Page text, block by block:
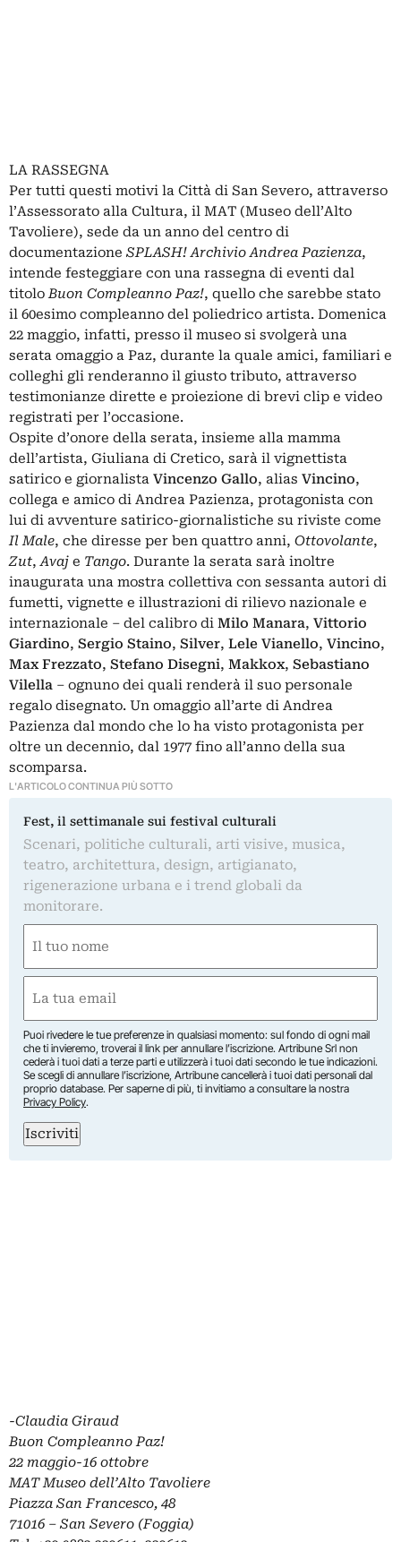
LA RASSEGNA
Per tutti questi motivi la Città di San Severo, attraverso
l’Assessorato alla Cultura, il MAT (Museo dell’Alto
Tavoliere), sede da un anno del centro di
documentazione SPLASH! Archivio Andrea Pazienza,
intende festeggiare con una rassegna di eventi dal
titoloBuon Compleanno Paz!, quello che sarebbe stato
il 60esimo compleanno del poliedrico artista. Domenica
22 maggio, infatti, presso il museo si svolgerà una
serata omaggio a Paz, durante la quale amici, familiari e
colleghi gli renderanno il giusto tributo, attraverso
testimonianze dirette e proiezione di brevi clip e video
registrati per l’occasione.
Ospite d’onore della serata, insieme alla mamma
dell’artista, Giuliana di Cretico, sarà il vignettista
satirico e giornalista Vincenzo Gallo, alias Vincino,
collega e amico di Andrea Pazienza, protagonista con
lui di avventure satirico-giornalistiche su riviste come
Il Male, che diresse per ben quattro anni, Ottovolante,
Zut,Avaj e Tango. Durante la serata sarà inoltre
inaugurata una mostra collettiva con sessanta autori di
fumetti, vignette e illustrazioni di rilievo nazionale e
internazionale – del calibro di Milo Manara, Vittorio
Giardino, Sergio Staino, Silver, Lele Vianello, Vincino,
Max Frezzato, Stefano Disegni, Makkox, Sebastiano
Vilella – ognuno dei quali renderà il suo personale
regalo disegnato. Un omaggio all’arte di Andrea
Pazienza dal mondo che lo ha visto protagonista per
oltre un decennio, dal 1977 fino all’anno della sua
scomparsa.
L'ARTICOLO CONTINUA PIÙ SOTTO
Fest, il settimanale sui festival culturali
Scenari, politiche culturali, arti visive, musica,
teatro, architettura, design, artigianato,
rigenerazione urbana e i trend globali da
monitorare.
(Required)
First
(Required)
Puoi rivedere le tue preferenze in qualsiasi momento: sul fondo di ogni mail
che ti invieremo, troverai il link per annullare l’iscrizione. Artribune Srl non
cederà i tuoi dati a terze parti e utilizzerà i tuoi dati secondo le tue indicazioni.
Se scegli di annullare l’iscrizione, Artribune cancellerà i tuoi dati personali dal
proprio database. Per saperne di più, ti invitiamo a consultare la nostra
Privacy Policy.
Iscriviti
-Claudia Giraud
Buon Compleanno Paz!
22 maggio-16 ottobre
MAT Museo dell’Alto Tavoliere
Piazza San Francesco, 48
71016 – San Severo (Foggia)